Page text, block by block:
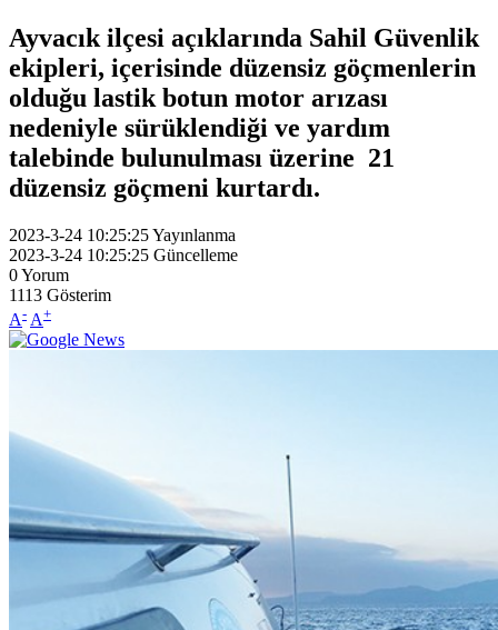
Ayvacık ilçesi açıklarında Sahil Güvenlik
ekipleri, içerisinde düzensiz göçmenlerin
olduğu lastik botun motor arızası
nedeniyle sürüklendiği ve yardım
talebinde bulunulması üzerine 21
düzensiz göçmeni kurtardı.
2023-3-24 10:25:25Yayınlanma
2023-3-24 10:25:25 Güncelleme
0Yorum
1113 Gösterim
A- A+